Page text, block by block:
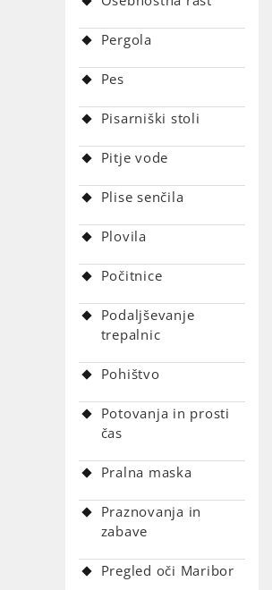
Pergola
Pes
Pisarniški stoli
Pitje vode
Plise senčila
Plovila
Počitnice
Podaljševanje
trepalnic
Pohištvo
Potovanja in prosti
čas
Pralna maska
Praznovanja in
zabave
Pregled oči Maribor